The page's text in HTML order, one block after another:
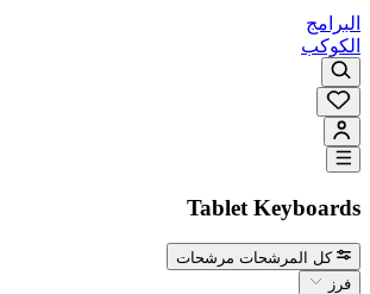
البرامج
الكوكب
Tablet Keyboards
كل المرشحات مرشحات
فرز